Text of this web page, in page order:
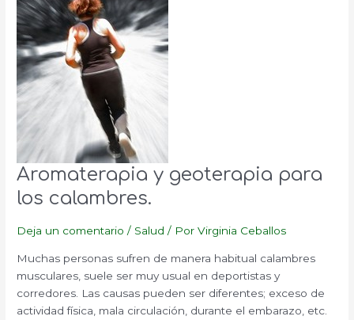
Aromaterapia y geoterapia para
los calambres.
Deja un comentario / Salud / PorVirginia Ceballos
Muchas personas sufren de manera habitual calambres
musculares, suele ser muy usual en deportistas y
corredores. Las causas pueden ser diferentes; exceso de
actividad física, mala circulación, durante el embarazo, etc.